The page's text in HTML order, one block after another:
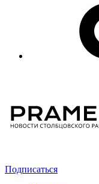
Подписаться